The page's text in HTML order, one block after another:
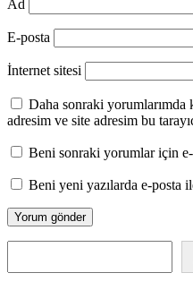
Ad
E-posta
İnternet sitesi
Daha sonraki yorumlarımda
adresim ve site adresim bu
Beni sonraki yorumlar için
Beni yeni yazılarda e-posta